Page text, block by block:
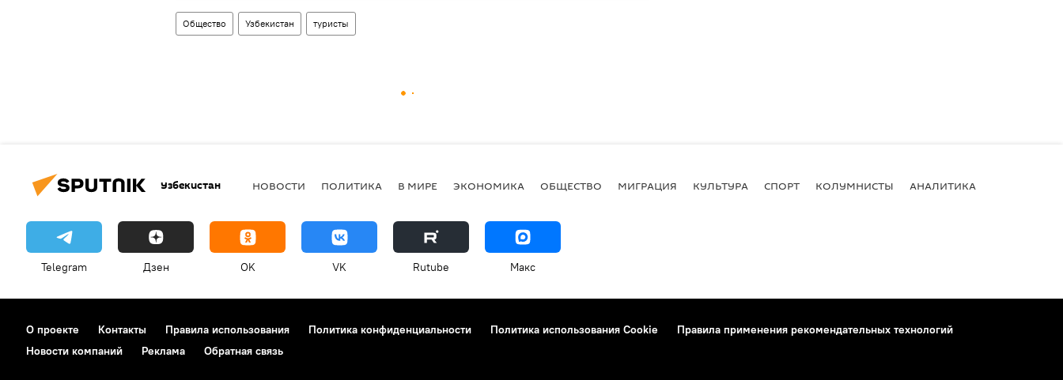
Общество Узбекистан туристы
Узбекистан НОВОСТИ ПОЛИТИКА В МИРЕ ЭКОНОМИКА ОБЩЕСТВО МИГРАЦИЯ КУЛЬТУРА СПОРТ КОЛУМНИСТЫ АНАЛИТИКА
Telegram Дзен OK VK Rutube Макс
О проекте Контакты Правила использования Политика конфиденциальности Политика использования Cookie
Правила применения рекомендательных технологий
Новости компаний
Реклама Обратная связь